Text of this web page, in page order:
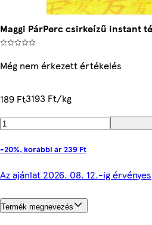
Maggi PárPerc csirkeízű instant
Még nem érkezett értékelés
189 Ft3193 Ft/kg
-20%, korábbi ár 239 Ft
Az ajánlat 2026. 08. 12.-ig érvényes
Termék megnevezés